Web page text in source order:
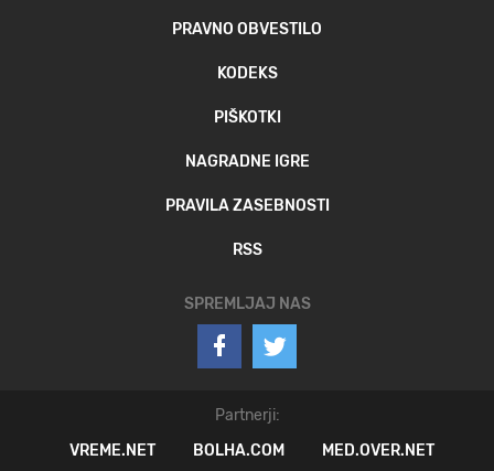
PRAVNO OBVESTILO
KODEKS
PIŠKOTKI
NAGRADNE IGRE
PRAVILA ZASEBNOSTI
RSS
SPREMLJAJ NAS
Partnerji:
VREME.NET
BOLHA.COM MED.OVER.NET